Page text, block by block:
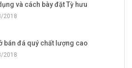
và cách bày đặt Tỳ hưu
2018
bán đá quý chất lượng cao
2018